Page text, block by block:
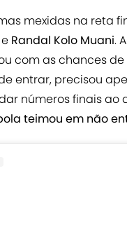
mexidas na reta
e Randal Kolo Muani.
com as chances de
entrar, precisou
números finais ao
teimou em não